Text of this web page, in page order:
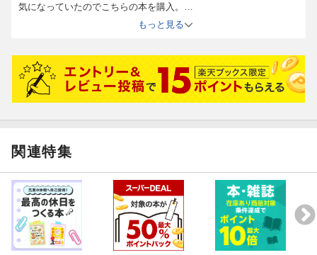
気になっていたのでこちらの本を購入。
簡単に出来るメニューもあり、QRコードから動画で動きの確認も出
ダイエットだけでなく、健康にも繋がる良本だと思います。
もっと見る
関連特集